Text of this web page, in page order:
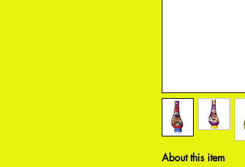
About this item